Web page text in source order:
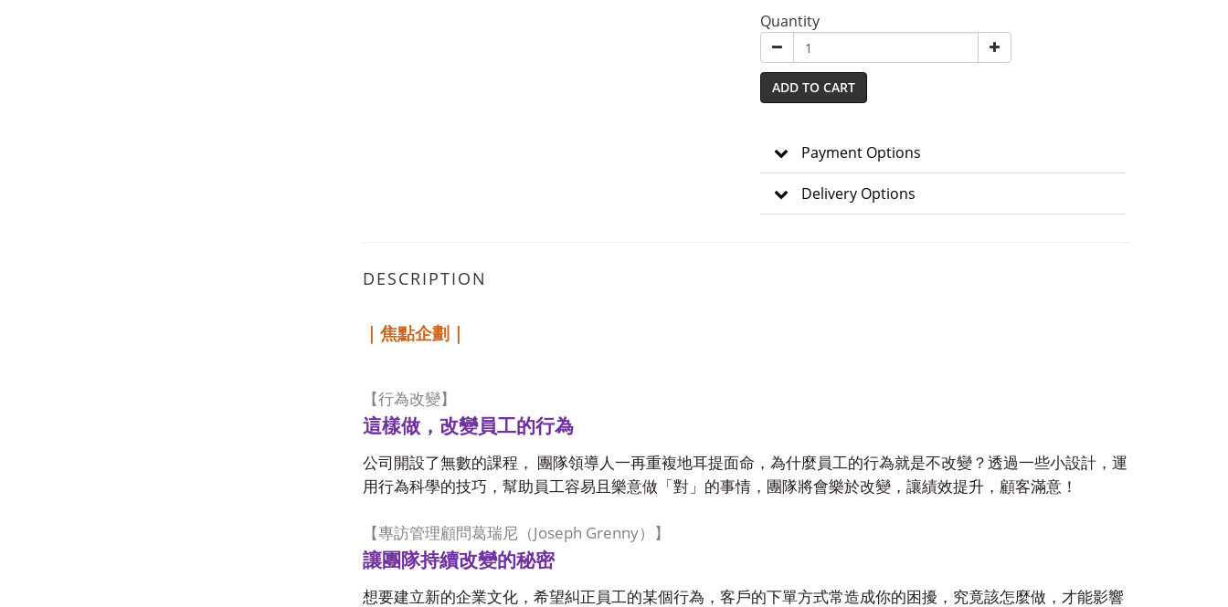
Quantity
ADD TO CART
Payment Options
Delivery Options
DESCRIPTION
｜焦點企劃｜
【行為改變】
這樣做，改變員工的行為
公司開設了無數的課程， 團隊領導人一再重複地耳提面命，為什麼員工的行為就是不改變？透過一些小設計，運
用行為科學的技巧，幫助員工容易且樂意做「對」的事情，團隊將會樂於改變，讓績效提升，顧客滿意！
【專訪管理顧問葛瑞尼（ Joseph Grenny）】
讓團隊持續改變的秘密
想要建立新的企業文化，希望糾正員工的某個行為，客戶的下單方式常造成你的困擾，究竟該怎麼做，才能影響